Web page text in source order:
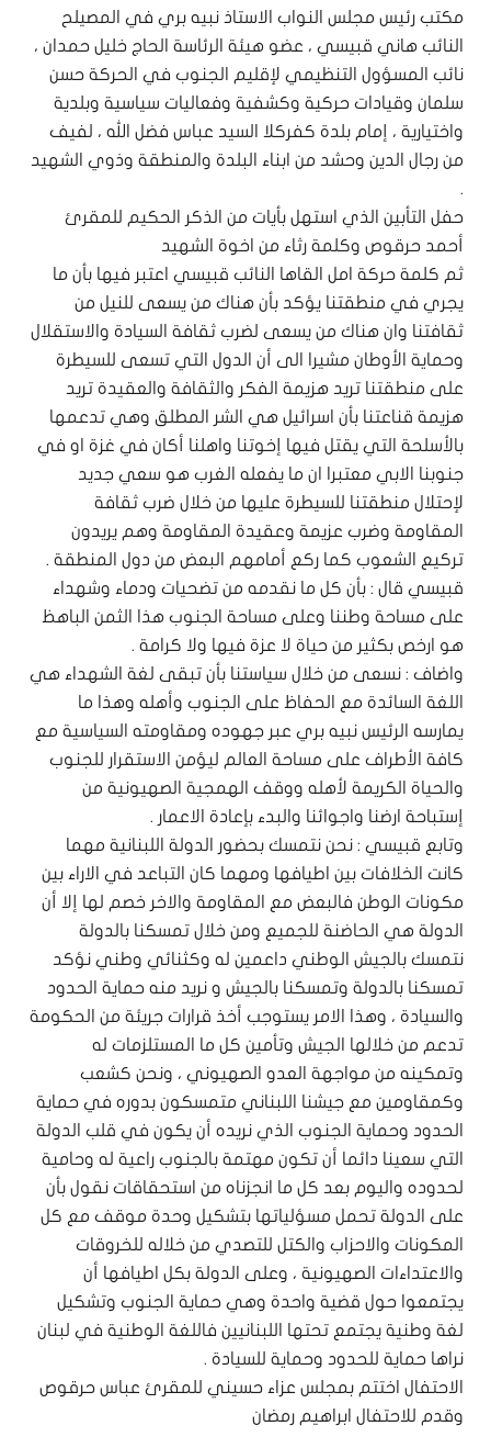
مكتب رئيس مجلس النواب الاستاذ نبيه بري في المصيلح
النائب هاني قبيسي ، عضو هيئة الرئاسة الحاج خليل حمدان ،
نائب المسؤول التنظيمي لإقليم الجنوب في الحركة حسن
سلمان وقيادات حركية وكشفية وفعاليات سياسية وبلدية
واختيارية ، إمام بلدة كفركلا السيد عباس فضل الله ، لفيف
من رجال الدين وحشد من ابناء البلدة والمنطقة وذوي الشهيد
.
حفل التأبين الذي استهل بأيات من الذكر الحكيم للمقرئ
أحمد حرقوص وكلمة رثاء من اخوة الشهيد
ثم كلمة حركة امل القاها النائب قبيسي اعتبر فيها بأن ما
يجري في منطقتنا يؤكد بأن هناك من يسعى للنيل من
ثقافتنا وان هناك من يسعى لضرب ثقافة السيادة والاستقلال
وحماية الأوطان مشيرا الى أن الدول التي تسعى للسيطرة
على منطقتنا تريد هزيمة الفكر والثقافة والعقيدة تريد
هزيمة قناعتنا بأن اسرائيل هي الشر المطلق وهي تدعمها
بالأسلحة التي يقتل فيها إخوتنا واهلنا أكان في غزة او في
جنوبنا الابي معتبرا ان ما يفعله الغرب هو سعي جديد
لإحتلال منطقتنا للسيطرة عليها من خلال ضرب ثقافة
المقاومة وضرب عزيمة وعقيدة المقاومة وهم يريدون
تركيع الشعوب كما ركع أمامهم البعض من دول المنطقة .
قبيسي قال : بأن كل ما نقدمه من تضحيات ودماء وشهداء
على مساحة وطننا وعلى مساحة الجنوب هذا الثمن الباهظ
هو ارخص بكثير من حياة لا عزة فيها ولا كرامة .
واضاف : نسعى من خلال سياستنا بأن تبقى لغة الشهداء هي
اللغة السائدة مع الحفاظ على الجنوب وأهله وهذا ما
يمارسه الرئيس نبيه بري عبر جهوده ومقاومته السياسية مع
كافة الأطراف على مساحة العالم ليؤمن الاستقرار للجنوب
والحياة الكريمة لأهله ووقف الهمجية الصهيونية من
إستباحة ارضنا واجوائنا والبدء بإعادة الاعمار .
وتابع قبيسي : نحن نتمسك بحضور الدولة اللبنانية مهما
كانت الخلافات بين اطيافها ومهما كان التباعد في الاراء بين
مكونات الوطن فالبعض مع المقاومة والاخر خصم لها إلا أن
الدولة هي الحاضنة للجميع ومن خلال تمسكنا بالدولة
نتمسك بالجيش الوطني داعمين له وكثنائي وطني نؤكد
تمسكنا بالدولة وتمسكنا بالجيش و نريد منه حماية الحدود
والسيادة ، وهذا الامر يستوجب أخذ قرارات جريئة من الحكومة
تدعم من خلالها الجيش وتأمين كل ما المستلزمات له
وتمكينه من مواجهة العدو الصهيوني ، ونحن كشعب
وكمقاومين مع جيشنا اللبناني متمسكون بدوره في حماية
الحدود وحماية الجنوب الذي نريده أن يكون في قلب الدولة
التي سعينا دائما أن تكون مهتمة بالجنوب راعية له وحامية
لحدوده واليوم بعد كل ما انجزناه من استحقاقات نقول بأن
على الدولة تحمل مسؤلياتها بتشكيل وحدة موقف مع كل
المكونات والاحزاب والكتل للتصدي من خلاله للخروقات
والاعتداءات الصهيونية ، وعلى الدولة بكل اطيافها أن
يجتمعوا حول قضية واحدة وهي حماية الجنوب وتشكيل
لغة وطنية يجتمع تحتها اللبنانيين فاللغة الوطنية في لبنان
نراها حماية للحدود وحماية للسيادة .
الاحتفال اختتم بمجلس عزاء حسيني للمقرئ عباس حرقوص
وقدم للاحتفال ابراهيم رمضان